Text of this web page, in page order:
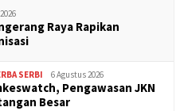
Raya Rapikan
SERBI 6 Agustus 2026
Pengawasan JKN
Besar